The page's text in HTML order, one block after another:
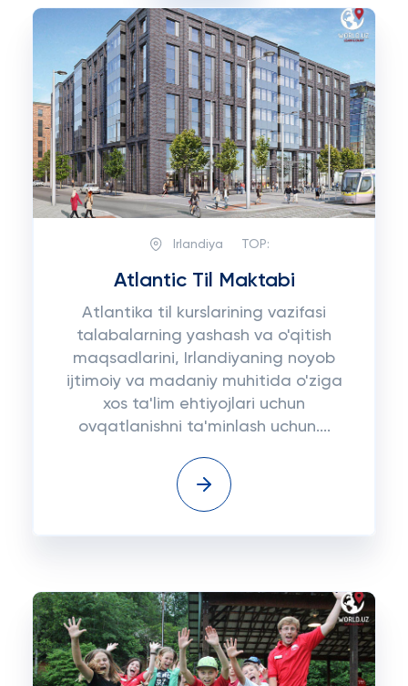
Irlandiya TOP:
Atlantic Til Maktabi
Atlantika til kurslarining vazifasi
talabalarning yashash va o'qitish
maqsadlarini, Irlandiyaning noyob
ijtimoiy va madaniy muhitida o'ziga
xos ta'lim ehtiyojlari uchun
ovqatlanishni ta'minlash uchun....